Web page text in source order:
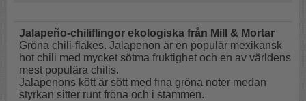
Jalapeño-chiliflingor ekologiska från Mill & Mortar
Gröna chili-flakes. Jalapenon är en populär mexikansk
hot chili med mycket sötma fruktighet och en av världens
mest populära chilis.
Jalapenons kött är sött med fina gröna noter medan
styrkan sitter runt fröna och i stammen.